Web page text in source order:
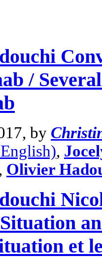
/
by
,
, Olivier
et